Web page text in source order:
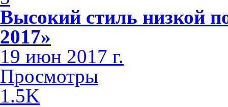
Высокий стиль низкой
2017»
19 июн 2017 г.
Просмотры
1.5K